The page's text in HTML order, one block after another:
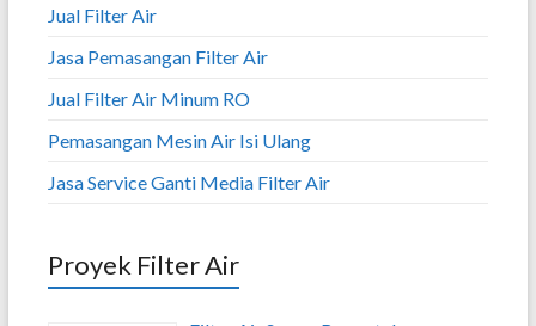
Jual Filter Air
Jasa Pemasangan Filter Air
Jual Filter Air Minum RO
Pemasangan Mesin Air Isi Ulang
Jasa Service Ganti Media Filter Air
Proyek Filter Air